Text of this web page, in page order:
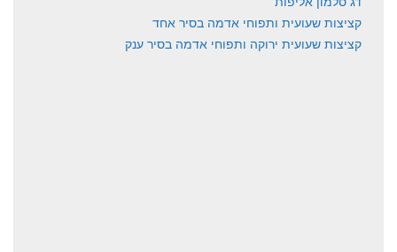
קציצות שעועית ותפוחי אדמה בסיר אחד
קציצות שעועית ירוקה ותפוחי אדמה בסיר ענק